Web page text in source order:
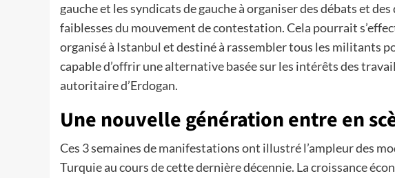
gauche et les syndicats de gauche à organiser des débats et
faiblesses du mouvement de contestation. Cela pourrait
organisé à Istanbul et destiné à rassembler tous les militants
capable d’offrir une alternative basée sur les intérêts des
autoritaire d’Erdogan.
Une nouvelle génération entre en
Ces 3 semaines de manifestations ont illustré l’ampleur des
Turquie au cours de cette dernière décennie. La croissance